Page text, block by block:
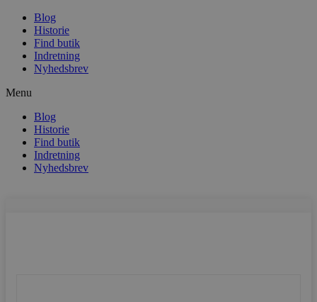
Blog
Historie
Find butik
Indretning
Nyhedsbrev
Menu
Blog
Historie
Find butik
Indretning
Nyhedsbrev